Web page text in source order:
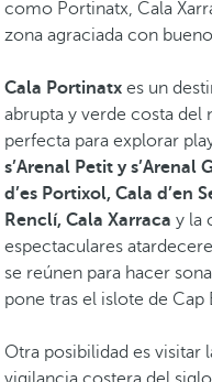
como Portinatx, Cala
zona agraciada con
Cala Portinatx es un
abrupta y verde costa del
perfecta para explorar
s’Arenal Petit y s’Arenal
d’es Portixol, Cala d’en
Renclí, Cala Xarraca y la
espectaculares
se reúnen para hacer
pone tras el islote de Cap
Otra posibilidad es visitar